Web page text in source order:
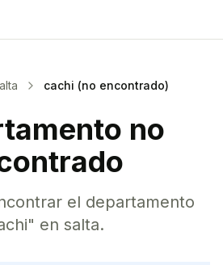
cachi (no encontrado)
no
el departamento
" en salta.